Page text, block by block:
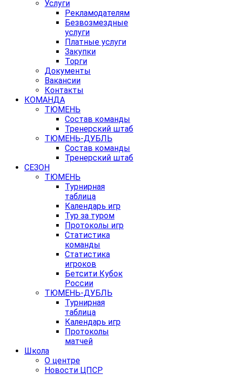
Услуги
Рекламодателям
Безвозмездные
услуги
Платные услуги
Закупки
Торги
Документы
Вакансии
Контакты
КОМАНДА
ТЮМЕНЬ
Состав команды
Тренерский штаб
ТЮМЕНЬ-ДУБЛЬ
Состав команды
Тренерский штаб
СЕЗОН
ТЮМЕНЬ
Турнирная
таблица
Календарь игр
Тур за туром
Протоколы игр
Статистика
команды
Статистика
игроков
Бетсити Кубок
России
ТЮМЕНЬ-ДУБЛЬ
Турнирная
таблица
Календарь игр
Протоколы
матчей
Школа
О центре
Новости ЦПСР